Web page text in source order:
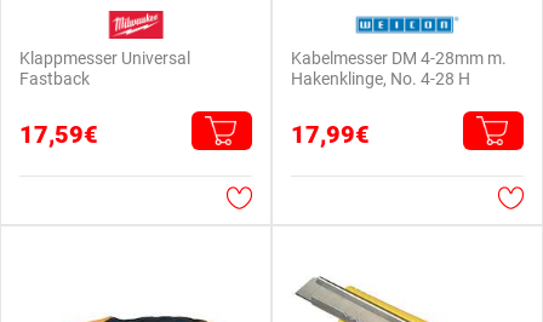
Klappmesser Universal
Fastback
17,59€
Kabelmesser DM 4-28mm m.
Hakenklinge, No. 4-28 H
17,99€